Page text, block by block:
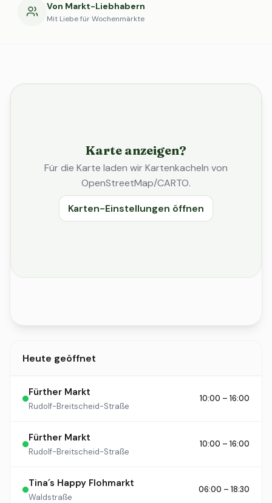
Von Markt-Liebhabern
Mit Liebe für Wochenmärkte
Karte anzeigen?
Für die Karte laden wir Kartenkacheln von
OpenStreetMap/CARTO.
Karten-Einstellungen öffnen
Heute geöffnet
Fürther Markt
Rudolf-Breitscheid-Straße
10:00 – 16:00
Fürther Markt
Rudolf-Breitscheid-Straße
10:00 – 16:00
Tina´s Happy Flohmarkt
Waldstraße
06:00 – 18:30